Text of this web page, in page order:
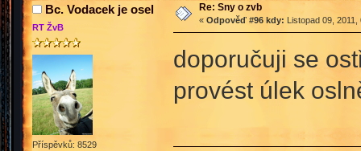
Bc. Vodacek je osel
RT ŽvB
Příspěvků: 8529
Re: Sny o zvb
« Odpověď #96 kdy: Listopad 09,
doporučuji se
provést úlek